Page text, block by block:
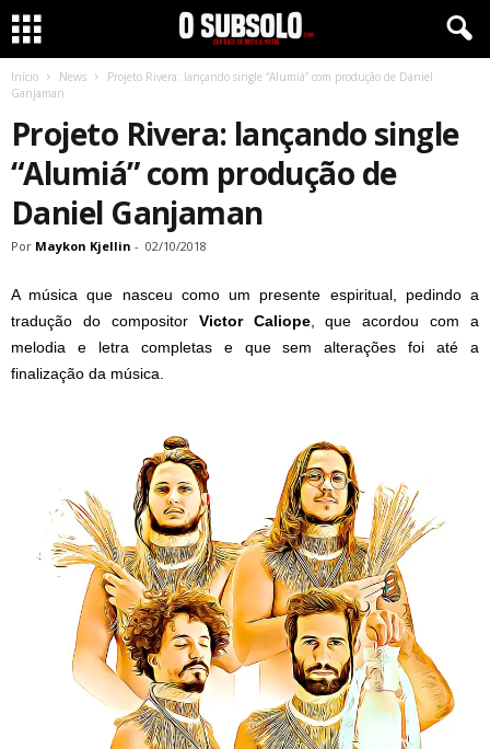
Início News
Projeto Rivera: lançando single “Alumiá” com produção de Daniel
Ganjaman
Projeto Rivera: lançando single
“Alumiá” com produção de
Daniel Ganjaman
Por Maykon Kjellin - 02/10/2018
A música que nasceu como um presente espiritual, pedindo a
tradução do compositor Victor Caliope, que acordou com a
melodia e letra completas e que sem alterações foi até a
finalização da música.